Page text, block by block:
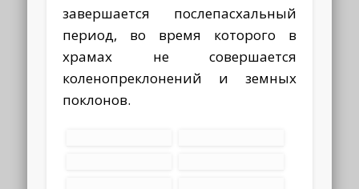
завершается послепасхальный
период, во время которого в
храмах не совершается
коленопреклонений и земных
поклонов.